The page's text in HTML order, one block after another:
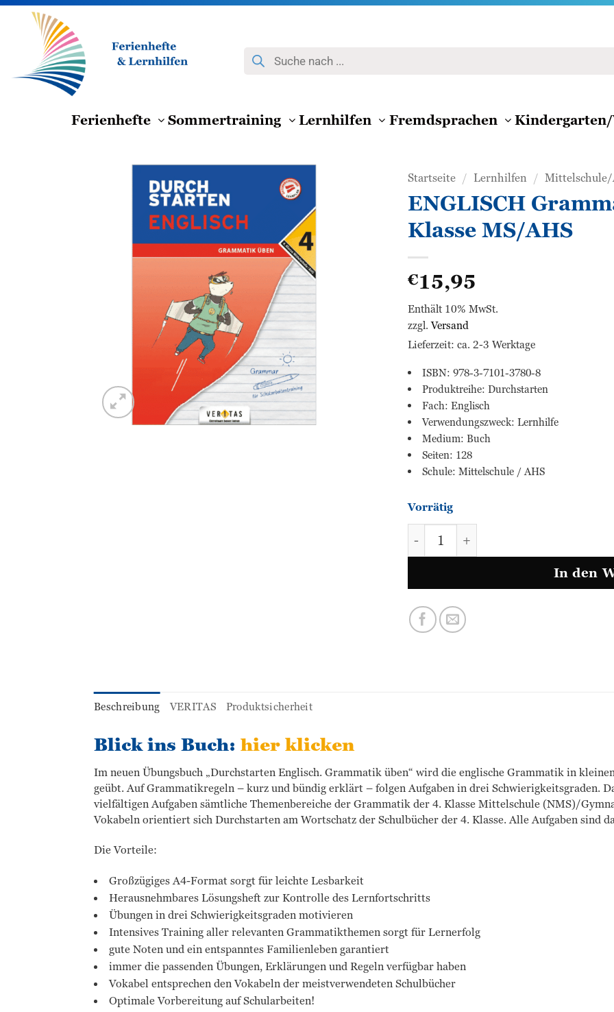
Zum
springen
Products
search
Ferienhefte Sommertraining Lernhilfen Fremdsprachen
Wunschliste
hinzufügen
Startseite / Lernhilfen / Mittelschule/
ENGLISCH
Klasse MS/AHS
€15,95
Enthält 10% MwSt.
zzgl.Versand
Lieferzeit: ca. 2-3 Werktage
ISBN: 978-3-7101-3780-8
Produktreihe: Durchstarten
Fach: Englisch
Verwendungszweck: Lernhilfe
Medium: Buch
Seiten: 128
Schule: Mittelschule / AHS
Vorrätig
ENGLISCH Grammatik üben - 4.
In den
Beschreibung VERITAS Produktsicherheit
Blick ins Buch: hier klicken
Im neuen Übungsbuch „Durchstarten Englisch. Grammatik üben“ wird die englische Grammatik in
geübt. Auf Grammatikregeln – kurz und bündig erklärt – folgen Aufgaben in drei Schwierigkeitsgraden.
vielfältigen Aufgaben sämtliche Themenbereiche der Grammatik der 4. Klasse Mittelschule (NMS)/
Vokabeln orientiert sich Durchstarten am Wortschatz der Schulbücher der 4. Klasse. Alle Aufgaben sind
Die Vorteile:
Großzügiges A4-Format sorgt für leichte Lesbarkeit
Herausnehmbares Lösungsheft zur Kontrolle des Lernfortschritts
Übungen in drei Schwierigkeitsgraden motivieren
Intensives Training aller relevanten Grammatikthemen sorgt für Lernerfolg
gute Noten und ein entspanntes Familienleben garantiert
immer die passenden Übungen, Erklärungen und Regeln verfügbar haben
Vokabel entsprechen den Vokabeln der meistverwendeten Schulbücher
Optimale Vorbereitung auf Schularbeiten!